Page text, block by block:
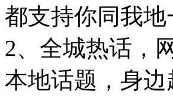
都支持你同我
2、全城热话，
本地话题，身